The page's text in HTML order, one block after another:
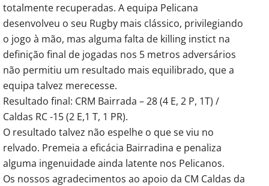
totalmente recuperadas. A equipa Pelicana
desenvolveu o seu Rugby mais clássico, privilegiando
o jogo à mão, mas alguma falta de killing instict na
definição final de jogadas nos 5 metros adversários
não permitiu um resultado mais equilibrado, que a
equipa talvez merecesse.
Resultado final: CRM Bairrada – 28 (4 E, 2 P, 1T) /
Caldas RC -15 (2 E,1 T, 1 PR).
O resultado talvez não espelhe o que se viu no
relvado. Premeia a eficácia Bairradina e penaliza
alguma ingenuidade ainda latente nos Pelicanos.
Os nossos agradecimentos ao apoio da CM Caldas da